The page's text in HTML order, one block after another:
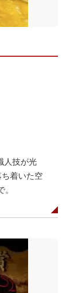
人技が光
着いた空